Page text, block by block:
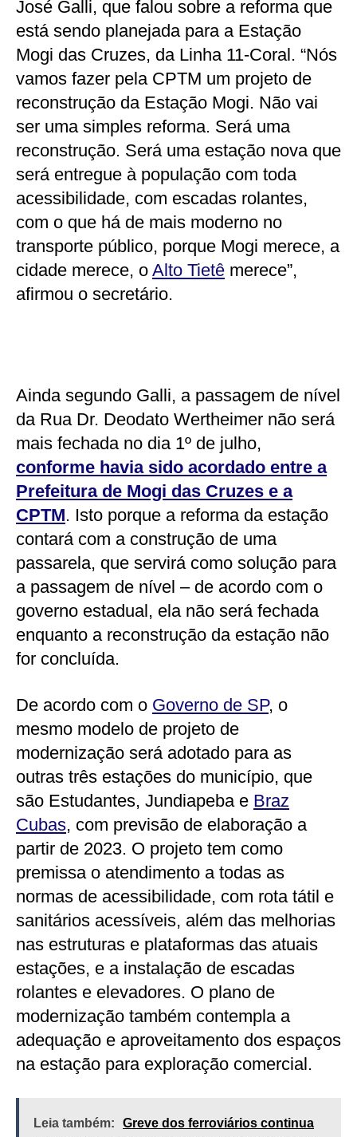
José Galli, que falou sobre a reforma que
está sendo planejada para a Estação
Mogi das Cruzes, da Linha 11-Coral. “Nós
vamos fazer pela CPTM um projeto de
reconstrução da Estação Mogi. Não vai
ser uma simples reforma. Será uma
reconstrução. Será uma estação nova que
será entregue à população com toda
acessibilidade, com escadas rolantes,
com o que há de mais moderno no
transporte público, porque Mogi merece, a
cidade merece, o Alto Tietê merece”,
afirmou o secretário.
Ainda segundo Galli, a passagem de nível
da Rua Dr. Deodato Wertheimer não será
mais fechada no dia 1º de julho,
conforme havia sido acordado entre a
Prefeitura de Mogi das Cruzes e a
CPTM. Isto porque a reforma da estação
contará com a construção de uma
passarela, que servirá como solução para
a passagem de nível – de acordo com o
governo estadual, ela não será fechada
enquanto a reconstrução da estação não
for concluída.
De acordo com o Governo de SP, o
mesmo modelo de projeto de
modernização será adotado para as
outras três estações do município, que
são Estudantes, Jundiapeba e Braz
Cubas, com previsão de elaboração a
partir de 2023. O projeto tem como
premissa o atendimento a todas as
normas de acessibilidade, com rota tátil e
sanitários acessíveis, além das melhorias
nas estruturas e plataformas das atuais
estações, e a instalação de escadas
rolantes e elevadores. O plano de
modernização também contempla a
adequação e aproveitamento dos espaços
na estação para exploração comercial.
Leia também:
Greve dos ferroviários continua